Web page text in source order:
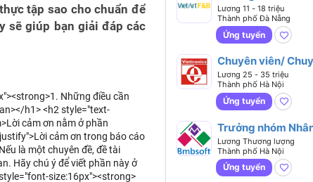
tập sao cho chuẩn để
sẽ giúp bạn giải đáp các
Những điều cần
h1> <h2 style="text-
cảm ơn nằm ở phần
cảm ơn trong báo cáo
là một chuyên đề, đề tài
Hãy chú ý để viết phần này ở
size:16px"><strong>
Lương 11 - 18 triệu
Thành phố Đà Nẵng
Ứng tuyển
Chuyên viên/
viên Cao cấp Pháp
Lương 25 - 35 triệu
Thành phố Hà Nội
Ứng tuyển
Trưởng nhóm
Lương Thương lượng
Thành phố Hà Nội
Ứng tuyển